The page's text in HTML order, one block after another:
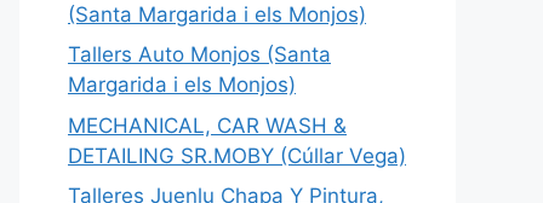
(Santa Margarida i els Monjos)
Tallers Auto Monjos (Santa
Margarida i els Monjos)
MECHANICAL, CAR WASH &
DETAILING SR.MOBY (Cúllar Vega)
Talleres Juenlu Chapa Y Pintura,